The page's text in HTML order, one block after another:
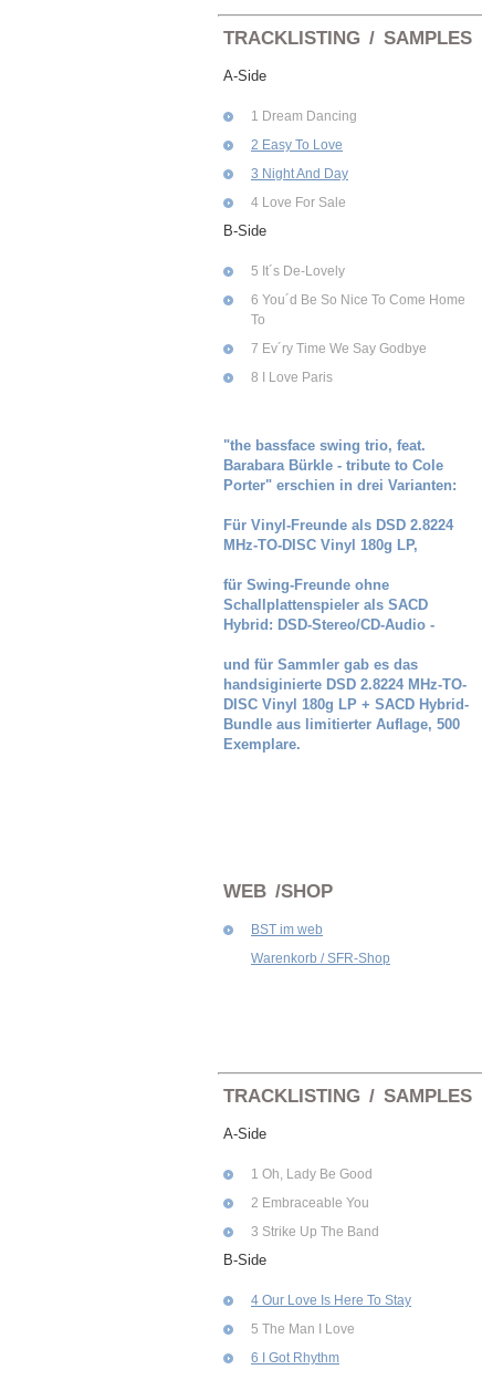
TRACKLISTING / SAMPLES
A-Side
1 Dream Dancing
2 Easy To Love
3 Night And Day
4 Love For Sale
B-Side
5 It´s De-Lovely
6 You´d Be So Nice To Come Home
To
7 Ev´ry Time We Say Godbye
8 I Love Paris
"the bassface swing trio, feat.
Barabara Bürkle - tribute to Cole
Porter" erschien in drei Varianten:
Für Vinyl-Freunde als DSD 2.8224
MHz-TO-DISC Vinyl 180g LP,
für Swing-Freunde ohne
Schallplattenspieler als SACD
Hybrid: DSD-Stereo/CD-Audio -
und für Sammler gab es das
handsiginierte DSD 2.8224 MHz-TO-
DISC Vinyl 180g LP + SACD Hybrid-
Bundle aus limitierter Auflage, 500
Exemplare.
WEB /SHOP
BST im web
Warenkorb / SFR-Shop
TRACKLISTING / SAMPLES
A-Side
1 Oh, Lady Be Good
2 Embraceable You
3 Strike Up The Band
B-Side
4 Our Love Is Here To Stay
5 The Man I Love
6 I Got Rhythm